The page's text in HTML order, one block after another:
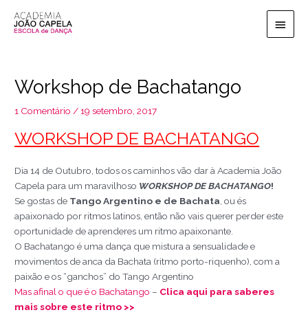
para
Menu
Workshop de Bachatango
1 Comentário /19 setembro, 2017
WORKSHOP DE BACHATANGO
Dia 14 de Outubro, todos os caminhos vão dar à Academia João
Capela para um maravilhoso WORKSHOP DE BACHATANGO!
Se gostas de Tango Argentino e de Bachata , ou és
apaixonado por ritmos latinos, então não vais querer perder este
oportunidade de aprenderes um ritmo apaixonante.
O Bachatango é uma dança que mistura a sensualidade e
movimentos de anca da Bachata (ritmo porto-riquenho), com a
paixão e os “ganchos” do Tango Argentino
Mas afinal o que é o Bachatango – Clica aqui para saberes
mais sobre este ritmo >>